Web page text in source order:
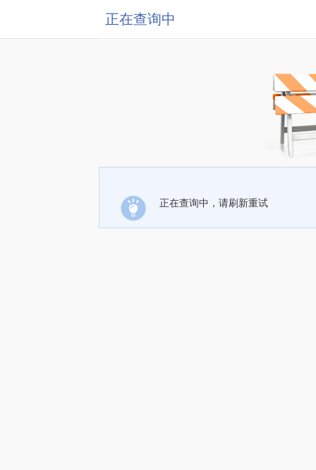
正在查询中
正在查询中，请刷新重试